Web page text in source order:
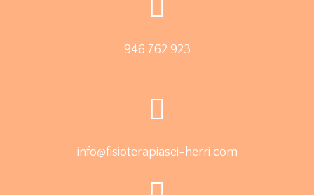
946 762 923
info@fisioterapiasei-herri.com